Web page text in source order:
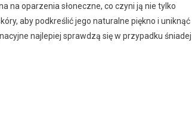
na oparzenia słoneczne, co czyni ją nie tylko
aby podkreślić jego naturalne piękno i uniknąć
najlepiej sprawdzą się w przypadku śniadej